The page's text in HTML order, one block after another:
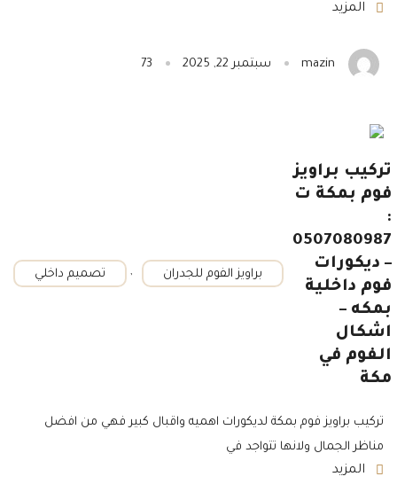
المزيد
mazin سبتمبر 22, 2025 73
براويز الفوم للجدران , تصميم داخلي
تركيب براويز
فوم بمكة ت
:
0507080987
– ديكورات
فوم داخلية
بمكه –
اشكال
الفوم في
مكة
تركيب براويز فوم بمكة لديكورات اهميه واقبال كبير فهي من افضل
مناظر الجمال ولانها تتواجد في
المزيد